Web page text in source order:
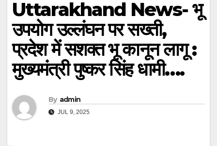
Uttarakhand News- भू
उपयोग उल्लंघन पर सख्ती,
प्रदेश में सशक्त भू कानून लागू :
मुख्यमंत्री पुष्कर सिंह धामी….
By admin
JUL 9, 2025